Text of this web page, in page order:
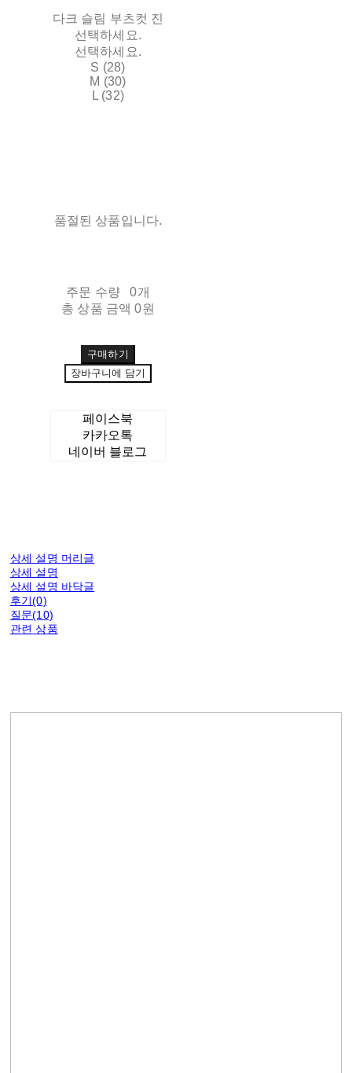
다크 슬림 부츠컷 진
선택하세요.
선택하세요.
S (28)
M (30)
L (32)
품절된 상품입니다.
주문 수량
0개
총 상품 금액 0원
구매하기
장바구니에 담기
페이스북
카카오톡
네이버 블로그
상세 설명 머리글
상세 설명
상세 설명 바닥글
후기(0)
질문(10)
관련 상품